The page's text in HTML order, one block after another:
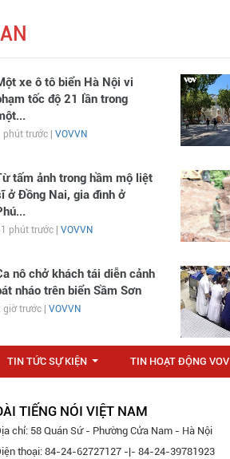
xe ô tô biển Hà Nội vi
tốc độ 21 lần trong
phút trước | VOVVN
tấm ảnh trong hầm mộ liệt
ở Đồng Nai, gia đình ở
phút trước | VOVVN
nô chở khách tái diễn cảnh
nháo trên biển Sầm Sơn
giờ trước | VOVVN
TIN TỨC SỰ KIỆN TIN HOẠT ĐỘNG VOV
TIẾNG NÓI VIỆT NAM
chỉ: 58 Quán Sứ - Phường Cửa Nam - Hà Nội
thoại: 84-24-62727127 -|- 84-24-39781923